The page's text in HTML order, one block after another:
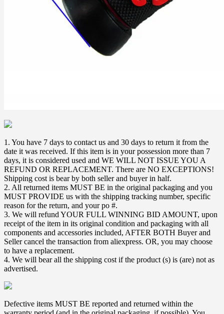
1. You have 7 days to contact us and 30 days to return it from the
date it was received. If this item is in your possession more than 7
days, it is considered used and WE WILL NOT ISSUE YOU A
REFUND OR REPLACEMENT. There are NO EXCEPTIONS!
Shipping cost is bear by both seller and buyer in half.
2. All returned items MUST BE in the original packaging and you
MUST PROVIDE us with the shipping tracking number, specific
reason for the return, and your po #.
3. We will refund YOUR FULL WINNING BID AMOUNT, upon
receipt of the item in its original condition and packaging with all
components and accessories included, AFTER BOTH Buyer and
Seller cancel the transaction from aliexpress. OR, you may choose
to have a replacement.
4. We will bear all the shipping cost if the product (s) is (are) not as
advertised.
Defective items MUST BE reported and returned within the